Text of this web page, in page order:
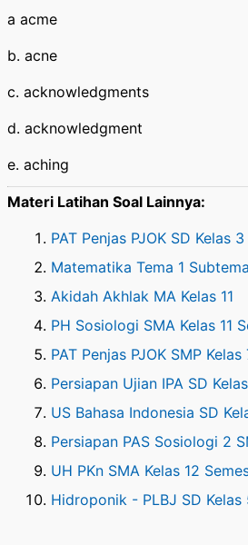
a acme
b. acne
c. acknowledgments
d. acknowledgment
e. aching
Materi Latihan Soal Lainnya:
PAT Penjas PJOK SD Kelas 3
Matematika Tema 1
Akidah Akhlak MA Kelas 11
PH Sosiologi SMA Kelas 11
PAT Penjas PJOK SMP
Persiapan Ujian IPA SD
US Bahasa Indonesia SD
Persiapan PAS Sosiologi 2
UH PKn SMA Kelas 12
Hidroponik - PLBJ SD Kelas